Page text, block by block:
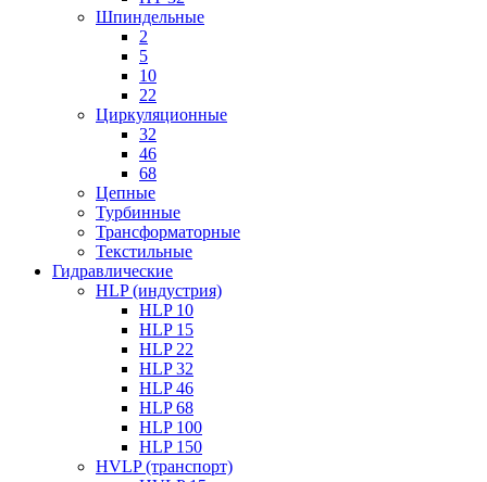
Шпиндельные
2
5
10
22
Циркуляционные
32
46
68
Цепные
Турбинные
Трансформаторные
Текстильные
Гидравлические
HLP (индустрия)
HLP 10
HLP 15
HLP 22
HLP 32
HLP 46
HLP 68
HLP 100
HLP 150
HVLP (транспорт)